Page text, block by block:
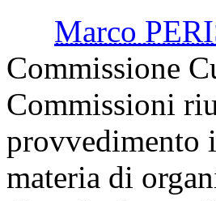
Marco
Commissione
Commissioni
provvedimento
materia di